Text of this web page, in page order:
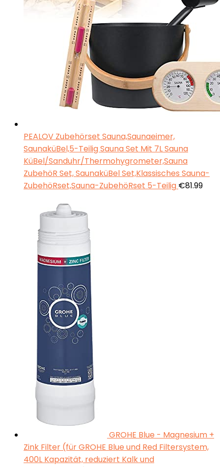
PEALOV Zubehörset Sauna,Saunaeimer,
SaunaküBel,5-Teilig Sauna Set Mit 7L Sauna
KüBel/Sanduhr/Thermohygrometer,Sauna
ZubehöR Set, SaunaküBel Set,Klassisches Sauna-
ZubehöRset,Sauna-ZubehöRset 5-Teilig €81.99
GROHE Blue - Magnesium +
Zink Filter (für GROHE Blue und Red Filtersystem,
400L Kapazität, reduziert Kalk und